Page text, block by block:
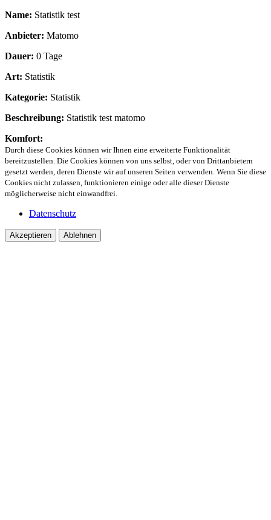
Name: Statistik test
Anbieter: Matomo
Dauer: 0 Tage
Art: Statistik
Kategorie: Statistik
Beschreibung: Statistik test matomo
Komfort:
Durch diese Cookies können wir Ihnen eine erweiterte Funktionalität
bereitzustellen. Die Cookies können von uns selbst, oder von Drittanbietern
gesetzt werden, deren Dienste wir auf unseren Seiten verwenden. Wenn Sie diese
Cookies nicht zulassen, funktionieren einige oder alle dieser Dienste
möglicherweise nicht einwandfrei.
Datenschutz
Akzeptieren Ablehnen